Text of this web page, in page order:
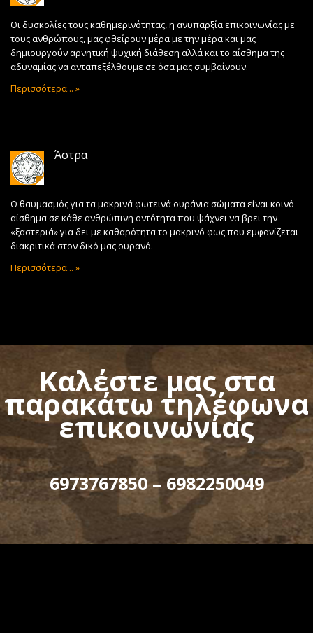
Οι δυσκολίες τους καθημερινότητας, η ανυπαρξία επικοινωνίας με
τους ανθρώπους, μας φθείρουν μέρα με την μέρα και μας
δημιουργούν αρνητική ψυχική διάθεση αλλά και το αίσθημα της
αδυναμίας να ανταπεξέλθουμε σε όσα μας συμβαίνουν.
Περισσότερα... »
Άστρα
Ο θαυμασμός για τα μακρινά φωτεινά ουράνια σώματα είναι κοινό
αίσθημα σε κάθε ανθρώπινη οντότητα που ψάχνει να βρει την
«ξαστεριά» για δει με καθαρότητα το μακρινό φως που εμφανίζεται
διακριτικά στον δικό μας ουρανό.
Περισσότερα... »
Καλέστε μας στα
παρακάτω τηλέφωνα
επικοινωνίας
6973767850 – 6982250049